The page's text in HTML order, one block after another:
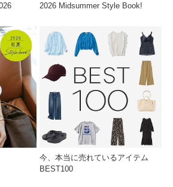
2026 Midsummer Style Book!
今、本当に売れているアイテム
BEST100